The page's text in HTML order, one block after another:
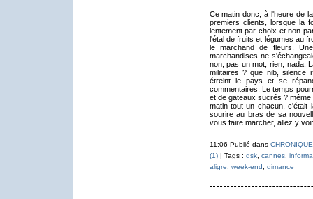
Ce matin donc, à l'heure de
premiers clients, lorsque la
lentement par choix et non
l'étal de fruits et légumes au
le marchand de fleurs.
marchandises ne
non, pas un mot, rien, nada.
militaires ? que nib, silence
étreint le pays et se
commentaires. Le temps
et de gateaux sucrés ?
matin tout un chacun, c'était
sourire au bras de sa
vous faire marcher, allez y
11:06 Publié dans
(1)| Tags : dsk, cannes,
aligre, week-end, dimance